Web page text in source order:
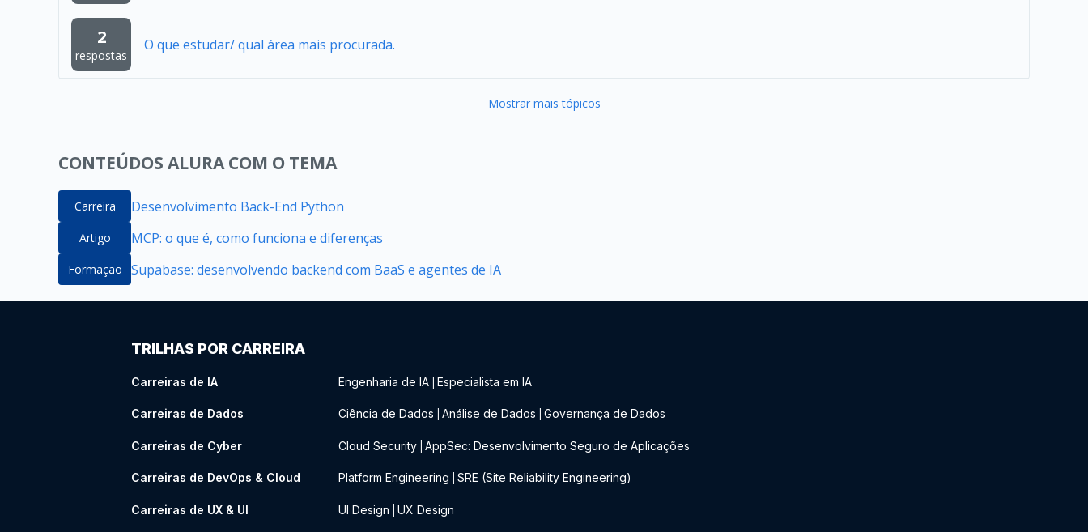
2
respostas
O que estudar/ qual área mais procurada.
Mostrar mais tópicos
CONTEÚDOS ALURA COM O TEMA
Carreira Desenvolvimento Back-End Python
Artigo MCP: o que é, como funciona e diferenças
Formação Supabase: desenvolvendo backend com BaaS e agentes de IA
TRILHAS POR CARREIRA
Carreiras de IA Engenharia de IA Especialista em IA
Carreiras de Dados Ciência de Dados Análise de Dados Governança de Dados
Carreiras de Cyber Cloud Security AppSec: Desenvolvimento Seguro de Aplicações
Carreiras de DevOps & Cloud Platform Engineering SRE (Site Reliability Engineering)
Carreiras de UX & UI UI Design UX Design